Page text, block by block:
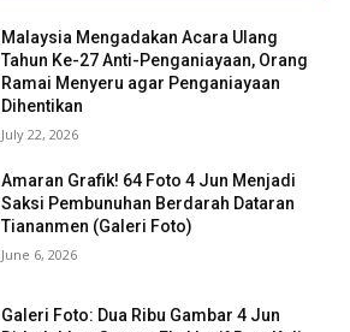
Malaysia Mengadakan Acara Ulang
Tahun Ke-27 Anti-Penganiayaan, Orang
Ramai Menyeru agar Penganiayaan
Dihentikan
July 22, 2026
Amaran Grafik! 64 Foto 4 Jun Menjadi
Saksi Pembunuhan Berdarah Dataran
Tiananmen (Galeri Foto)
June 6, 2026
Galeri Foto: Dua Ribu Gambar 4 Jun